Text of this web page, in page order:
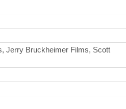
Jerry Bruckheimer Films, Scott